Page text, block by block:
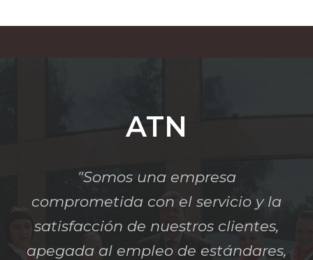
ATN
"Somos una empresa
comprometida con el servicio y la
satisfacción de nuestros clientes,
apegada al empleo de estándares,